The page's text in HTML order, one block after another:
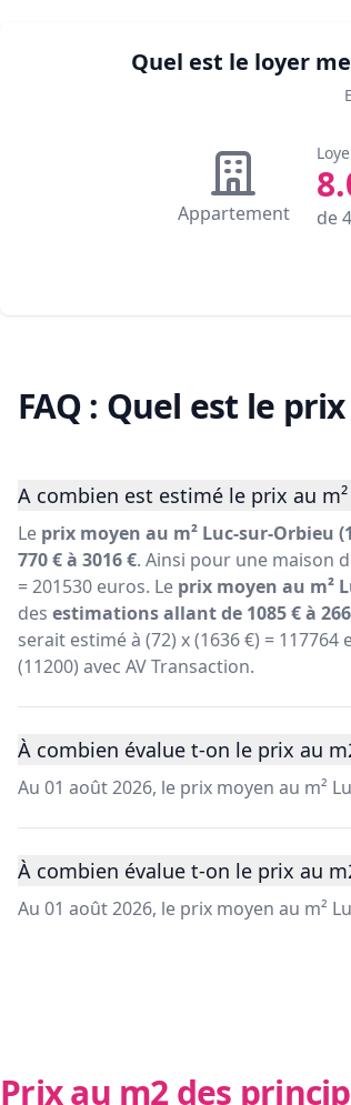
Quel est le loyer
Appartement de
FAQ : Quel est le
A combien est estimé le prix au
Le prix moyen au m² Luc-sur-Orbieu
770 € à 3016 €. Ainsi pour une maison
= 201530 euros. Le prix moyen au m²
des estimations allant de 1085 € à
serait estimé à (72) x (1636 €) =
(11200) avec AV Transaction.
À combien évalue t-on le prix au
Au 01 août 2026, le prix moyen au m²
À combien évalue t-on le prix au
Au 01 août 2026, le prix moyen au m²
Prix au m2 des